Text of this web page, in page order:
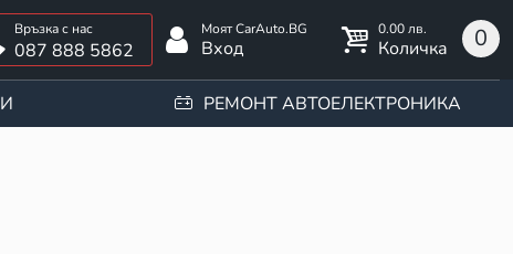
087 888 5862 Вход
0.00 лв. 0
Количка
РЕМОНТ АВТОЕЛЕКТРОНИКА